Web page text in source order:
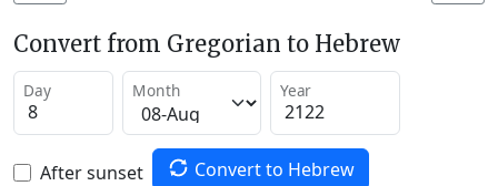
Convert from Gregorian to Hebrew
Day Month Year
After sunset Convert to Hebrew